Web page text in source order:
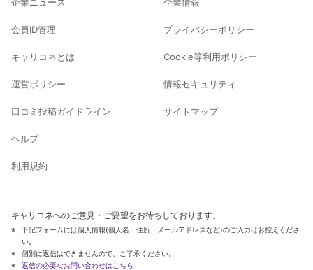
会員ID管理
キャリコネとは
運営ポリシー
口コミ投稿ガイドライン
ヘルプ
利用規約
プライバシーポリシー
Cookie等利用ポリシー
情報セキュリティ
サイトマップ
キャリコネへのご意見・ご要望をお待ちしております。
下記フォームには個人情報(個人名、住所、メールアドレスなど)のご入力はお控えくださ
い。
個別に返信はできませんので、ご了承ください。
返信の必要なお問い合わせはこちら